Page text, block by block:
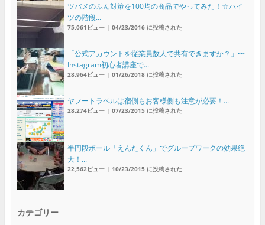
ツバメのふん対策を100均の商品でやってみた！☆ハイ
ツの階段...
75,061ビュー| 04/23/2016 に投稿された
「公式アカウントを従業員数人で共有できますか？」〜
Instagram初心者講座で...
28,964ビュー| 01/26/2018 に投稿された
ヤフートラベルは宿側もお客様側も注意が必要！...
28,274ビュー| 07/23/2015 に投稿された
半円段ボール「えんたくん」でグループワークの効果絶
大！...
22,562ビュー| 10/23/2015 に投稿された
カテゴリー